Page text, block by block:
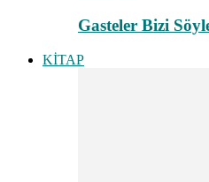
Gasteler Bizi
KİTAP